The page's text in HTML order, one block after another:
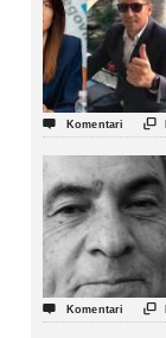
 Komentari 
 Komentari 